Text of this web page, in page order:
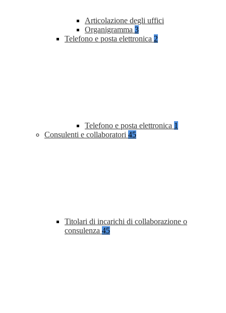
Articolazione degli uffici
Organigramma 3
Telefono e posta elettronica 2
Telefono e posta elettronica 1
Consulenti e collaboratori 45
Titolari di incarichi di collaborazione o
consulenza 45